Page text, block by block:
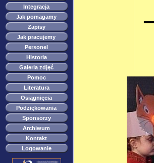
Integracja
Jak pomagamy
Zapisy
Jak pracujemy
Personel
Historia
Galeria zdjęć
Pomoc
Literatura
Osiągnięcia
Podziękowania
Sponsorzy
Archiwum
Kontakt
Logowanie